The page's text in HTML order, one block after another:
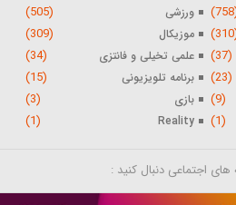
ورزشی (505)
موزیکال (309)
(37) علمی تخیلی و فانتزی (34)
(23) برنامه تلویزیونی (15)
(9) بازی (3)
(1)
Reality
(1)
های اجتماعی دنبال کنید :